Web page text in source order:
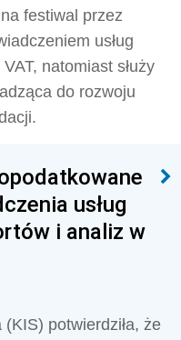
festiwal przez
usług
natomiast służy
do rozwoju
usług
i analiz w
potwierdziła, że